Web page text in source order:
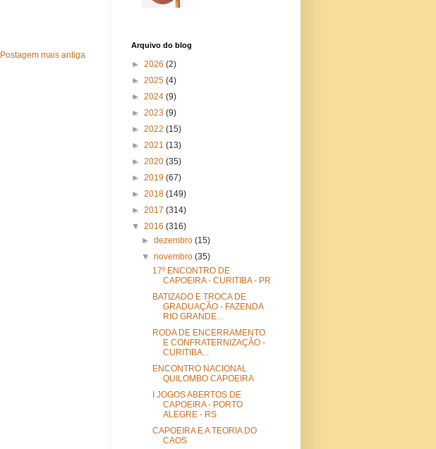
Postagem mais antiga
Arquivo do blog
► 2026 (2)
► 2025 (4)
► 2024 (9)
► 2023 (9)
► 2022 (15)
► 2021 (13)
► 2020 (35)
► 2019 (67)
► 2018 (149)
► 2017 (314)
▼ 2016 (316)
►dezembro(15)
▼novembro(35)
17º ENCONTRO DE
CAPOEIRA - CURITIBA - PR
BATIZADO E TROCA DE
GRADUAÇÃO - FAZENDA
RIO GRANDE...
RODA DE ENCERRAMENTO
E CONFRATERNIZAÇÃO -
CURITIBA...
ENCONTRO NACIONAL
QUILOMBO CAPOEIRA
I JOGOS ABERTOS DE
CAPOEIRA - PORTO
ALEGRE - RS
CAPOEIRA E A TEORIA DO
CAOS